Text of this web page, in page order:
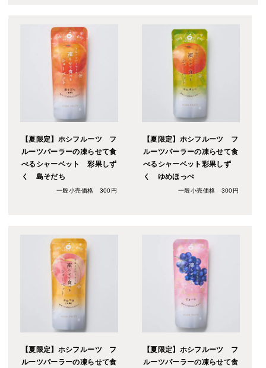
【夏限定】ホシフルーツ フ
ルーツパーラーの凍らせて食
べるシャーベット 彩果しず
く 島そだち
一般小売価格 300円
【夏限定】ホシフルーツ フ
ルーツパーラーの凍らせて食
べるシャーベット彩果しず
く ゆめほっぺ
一般小売価格 300円
【夏限定】ホシフルーツ フ
ルーツパーラーの凍らせて食
【夏限定】ホシフルーツ フ
ルーツパーラーの凍らせて食